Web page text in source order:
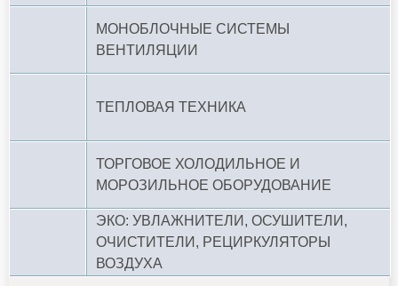
МОНОБЛОЧНЫЕ СИСТЕМЫ
ВЕНТИЛЯЦИИ
ТЕПЛОВАЯ ТЕХНИКА
ТОРГОВОЕ ХОЛОДИЛЬНОЕ И
МОРОЗИЛЬНОЕ ОБОРУДОВАНИЕ
ЭКО: УВЛАЖНИТЕЛИ, ОСУШИТЕЛИ,
ОЧИСТИТЕЛИ, РЕЦИРКУЛЯТОРЫ
ВОЗДУХА